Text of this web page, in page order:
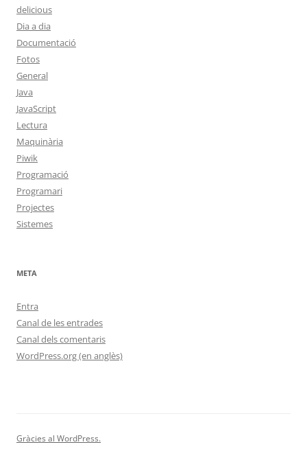
delicious
Dia a dia
Documentació
Fotos
General
Java
JavaScript
Lectura
Maquinària
Piwik
Programació
Programari
Projectes
Sistemes
META
Entra
Canal de les entrades
Canal dels comentaris
WordPress.org (en anglès)
Gràcies al WordPress.